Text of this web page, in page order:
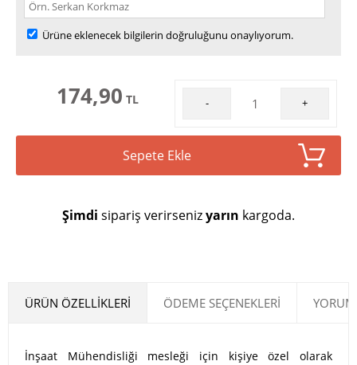
Ürüne eklenecek bilgilerin doğruluğunu onaylıyorum.
174,90 TL - +
Sepete Ekle
Şimdi sipariş verirsenizyarın kargoda.
ÜRÜN ÖZELLIKLERI ÖDEME SEÇENEKLERI
İnşaat Mühendisliği mesleği için kişiye özel olarak